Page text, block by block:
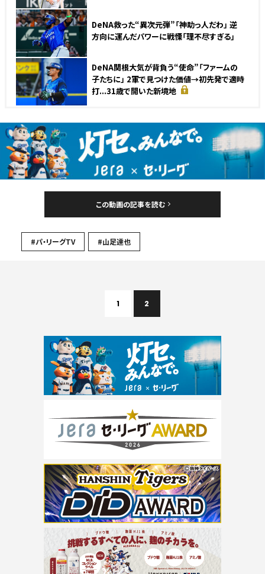
DeNA救った“異次元弾”「神助っ人だわ」 逆
方向に運んだパワーに戦慄「理不尽すぎる」
DeNA関根大気が背負う“使命”「ファームの
子たちに」 2軍で見つけた価値→初先発で適時
打...31歳で開いた新境地
この動画の記事を読む
#パ・リーグTV #山足達也
1 2